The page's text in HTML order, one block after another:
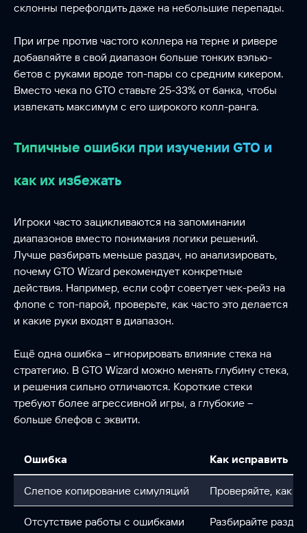
склонны перефолдить даже на небольшие перепады.
При игре против частого коллера на терне и ривере
добавляйте в свой диапазон больше тонких вэлью-
бетов с руками вроде топ-пары со средним кикером.
Вместо чека по GTO ставьте 25-33% от банка, чтобы
извлекать максимум с его широкого колл-ранга.
Типичные ошибки при изучении GTO и
как их избежать
Игроки часто зацикливаются на запоминании
диапазонов вместо понимания логики решений.
Лучше разбирать меньше раздач, но анализировать,
почему GTO Wizard рекомендует конкретные
действия. Например, если софт советует чек-рейз на
флопе с топ-парой, проверьте, как часто это делается
и какие руки входят в диапазон.
Ещё одна ошибка – игнорировать влияние стека на
стратегию. В GTO Wizard можно менять глубину стека,
и решения сильно отличаются. Короткие стеки
требуют более агрессивной игры, а глубокие –
больше блефов с эквити.
Ошибка Как исправить
Слепое копирование симуляций Проверяйте, как
Отсутствие работы с ошибками Разбирайте